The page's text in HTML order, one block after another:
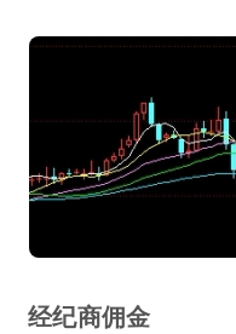
经纪商佣金